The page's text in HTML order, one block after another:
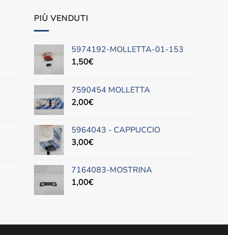
PIÙ VENDUTI
5974192-MOLLETTA-01-153
1,50€
7590454 MOLLETTA
2,00€
5964043 - CAPPUCCIO
3,00€
7164083-MOSTRINA
1,00€